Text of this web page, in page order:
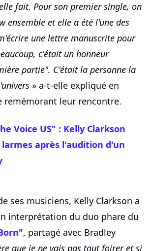
fait. Pour son premier single, on
ensemble et elle a été l'une des
une lettre manuscrite pour
c'était un honneur
partie". C'était la personne la
» a-t-elle expliqué en
remémorant leur rencontre.
Voice US" : Kelly Clarkson
après l'audition d'un
ses musiciens, Kelly Clarkson a
interprétation du duo phare du
, partagé avec Bradley
que je ne vais pas tout foirer et si